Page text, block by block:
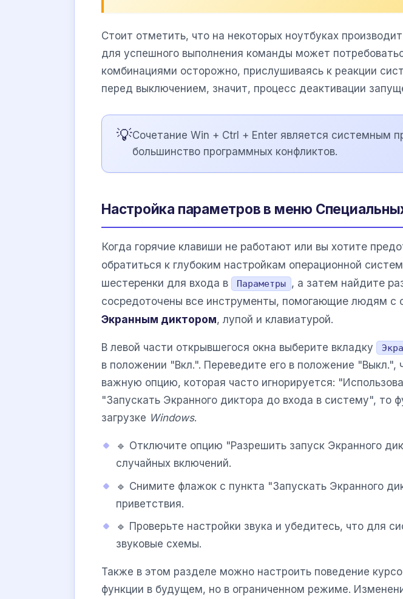
Стоит отметить, что на некоторых ноутбуках
для успешного выполнения команды может
комбинациями осторожно, прислушиваясь к реакции
перед выключением, значит, процесс деактивации
💡Сочетание Win + Ctrl + Enter является системным
большинство программных конфликтов.
Настройка параметров в меню
Когда горячие клавиши не работают или вы хотите
обратиться к глубоким настройкам операционной
шестеренки для входа в
Параметры , а затем найдите
сосредоточены все инструменты, помогающие людям с
Экранным диктором, лупой и клавиатурой.
В левой части открывшегося окна выберите вкладку
в положении "Вкл.". Переведите его в положение
важную опцию, которая часто игнорируется:
"Запускать Экранного диктора до входа в систему", то
загрузке Windows.
🔹 Отключите опцию "Разрешить запуск Экранного
случайных включений.
🔹 Снимите флажок с пункта "Запускать Экранного
приветствия.
🔹 Проверьте настройки звука и убедитесь, что для
звуковые схемы.
Также в этом разделе можно настроить поведение
функции в будущем, но в ограниченном режиме.